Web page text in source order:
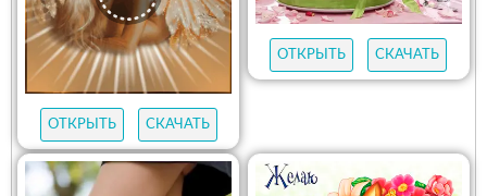
ОТКРЫТЬ СКАЧАТЬ
ОТКРЫТЬ СКАЧАТЬ